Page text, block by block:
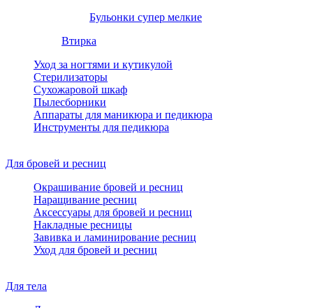
Бульонки супер мелкие
Втирка
Уход за ногтями и кутикулой
Стерилизаторы
Сухожаровой шкаф
Пылесборники
Аппараты для маникюра и педикюра
Инструменты для педикюра
Для бровей и ресниц
Окрашивание бровей и ресниц
Наращивание ресниц
Аксессуары для бровей и ресниц
Накладные ресницы
Завивка и ламинирование ресниц
Уход для бровей и ресниц
Для тела